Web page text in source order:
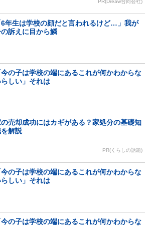
PR(Dreaw合同会社)
6年生は学校の顔だと言われるけど…」我が
訴えに目から鱗
今の子は学校の端にあるこれが何かわからな
らしい」それは
売却成功にはカギがある？家処分の基礎知
解説
PR(くらしの話題)
今の子は学校の端にあるこれが何かわからな
らしい」それは
今の子は学校の端にあるこれが何かわからな